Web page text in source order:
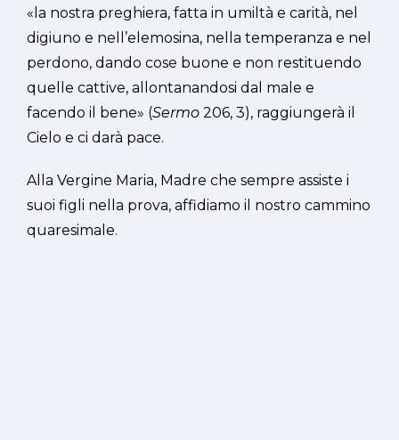
«la nostra preghiera, fatta in umiltà e carità, nel
digiuno e nell’elemosina, nella temperanza e nel
perdono, dando cose buone e non restituendo
quelle cattive, allontanandosi dal male e
facendo il bene» (Sermo 206, 3), raggiungerà il
Cielo e ci darà pace.
Alla Vergine Maria, Madre che sempre assiste i
suoi figli nella prova, affidiamo il nostro cammino
quaresimale.